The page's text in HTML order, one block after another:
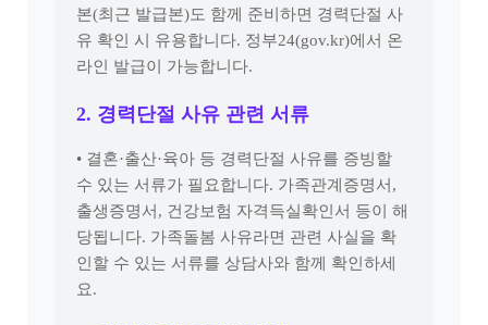
본(최근 발급본)도 함께 준비하면 경력단절 사
유 확인 시 유용합니다. 정부24(gov.kr)에서 온
라인 발급이 가능합니다.
2. 경력단절 사유 관련 서류
• 결혼·출산·육아 등 경력단절 사유를 증빙할
수 있는 서류가 필요합니다. 가족관계증명서,
출생증명서, 건강보험 자격득실확인서 등이 해
당됩니다. 가족돌봄 사유라면 관련 사실을 확
인할 수 있는 서류를 상담사와 함께 확인하세
요.